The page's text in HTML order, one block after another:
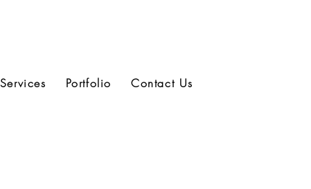
Services Portfolio Contact Us